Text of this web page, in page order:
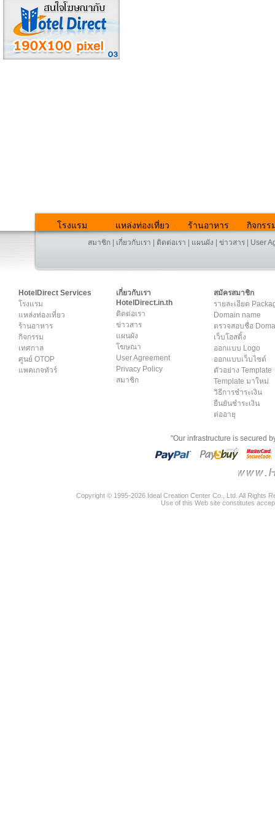
โรงแรม แหล่งท่องเที่ยว ร้านอาหาร กิจกรร
สมาชิก เกี่ยวกับเรา ติดต่อเรา แผนผัง ข่าวสาร User
HotelDirect Services
โรงแรม
แหล่งท่องเที่ยว
ร้านอาหาร
กิจกรรม
เทศกาล
ศูนย์ OTOP
แพคเกจทัวร์
เกี่ยวกับเรา
HotelDirect.in.th
ติดต่อเรา
ข่าวสาร
แผนผัง
โฆษณา
User Agreement
Privacy Policy
สมาชิก
สมัครสมาชิก
รายละเอียด
Domain name
ตรวจสอบชื่อ
เว็บโฮสติ้ง
ออกแบบ Logo
ออกแบบเว็บไซต์
ตัวอย่าง Template
Template มาใหม่
วิธีการชำระเงิน
ยืนยันชำระเงิน
ต่ออายุ
"Our infrastructure is secured
Copyright © 1995-2026 Ideal Creation Center Co., Ltd. All Rights
Use of this Web site constitutes